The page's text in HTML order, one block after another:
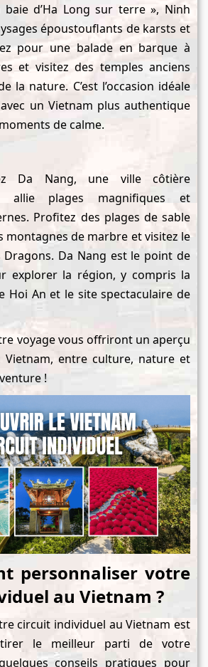
d’Ha Long sur terre », Ninh
époustouflants de karsts et
pour une balade en barque à
et visitez des temples anciens
la nature. C’est l’occasion idéale
un Vietnam plus authentique
de calme.
Da Nang, une ville côtière
allie plages magnifiques et
Profitez des plages de sable
montagnes de marbre et visitez le
Da Nang est le point de
explorer la région, y compris la
Hoi An et le site spectaculaire de
voyage vous offriront un aperçu
entre culture, nature et
!
personnaliser votre
au Vietnam ?
circuit individuel au Vietnam est
le meilleur parti de votre
conseils pratiques pour